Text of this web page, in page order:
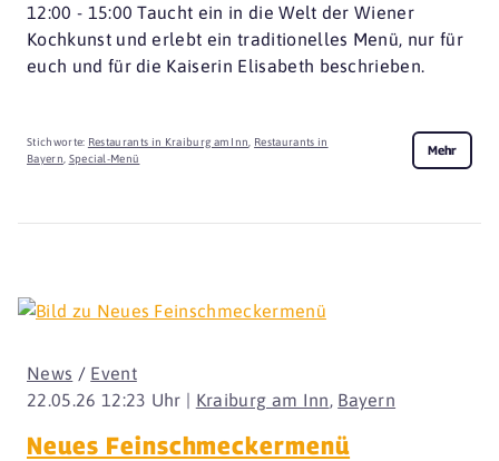
12:00 - 15:00 Taucht ein in die Welt der Wiener
Kochkunst und erlebt ein traditionelles Menü, nur für
euch und für die Kaiserin Elisabeth beschrieben.
Stichworte: Restaurants in Kraiburg am Inn, Restaurants in
Bayern, Special-Menü
Mehr
22.05.26 12:23 Uhr | Kraiburg am Inn, Bayern
News / Event
Neues Feinschmeckermenü